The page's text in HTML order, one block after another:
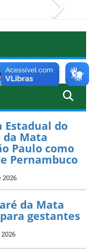
Estadual do
da Mata
Paulo como
Pernambuco
2026
da Mata
gestantes